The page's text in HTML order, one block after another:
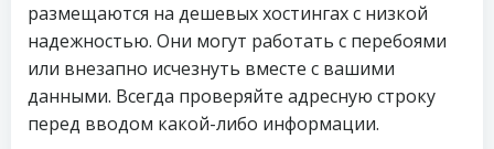
размещаются на дешевых хостингах с низкой
надежностью. Они могут работать с перебоями
или внезапно исчезнуть вместе с вашими
данными. Всегда проверяйте адресную строку
перед вводом какой-либо информации.